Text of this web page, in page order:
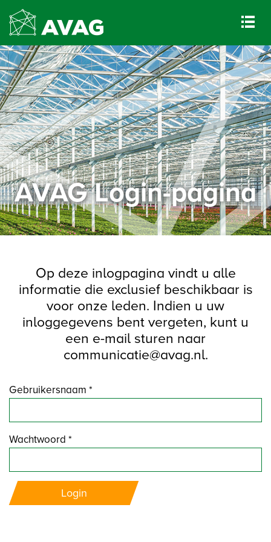
AVAG Login-pagina
Op deze inlogpagina vindt u alle
informatie die exclusief beschikbaar is
voor onze leden. Indien u uw
inloggegevens bent vergeten, kunt u
een e-mail sturen naar
communicatie@avag.nl.
Gebruikersnaam *
Wachtwoord *
Login